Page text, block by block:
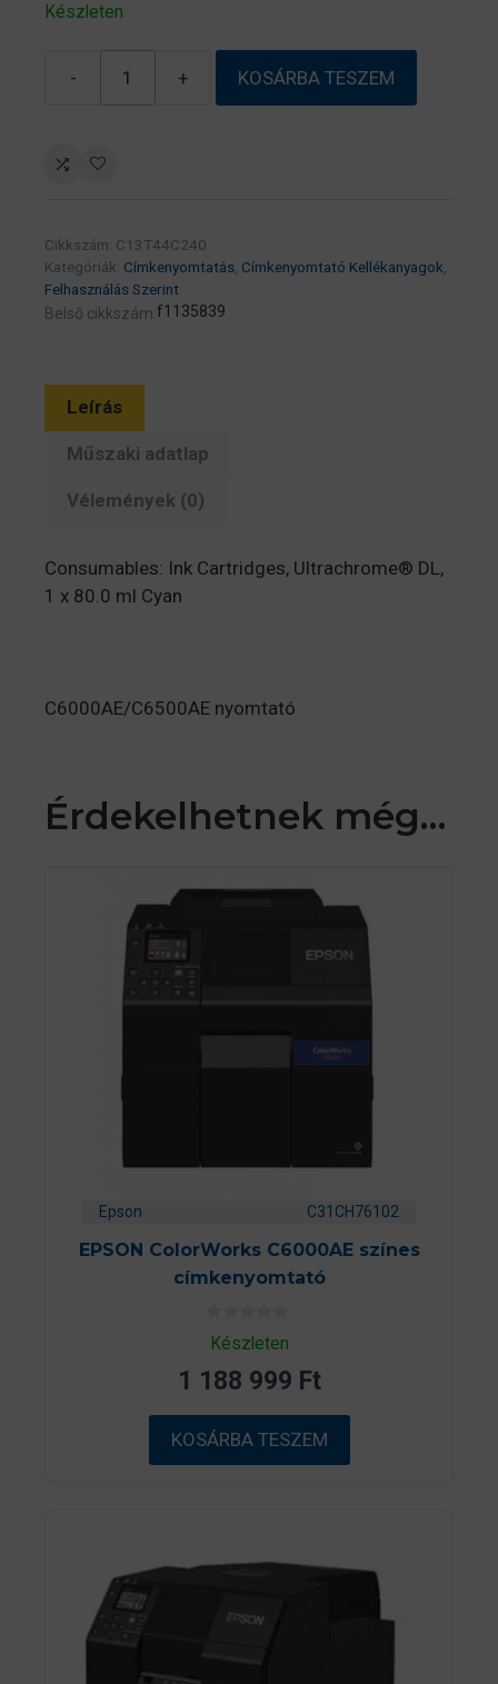
Készleten
-
EPSON
ml
C13T44C240
+ KOSÁRBA TESZEM
Cikkszám: C13T44C240
Kategóriák: Címkenyomtatás Címkenyomtató Kellékanyagok
Felhasználás Szerint
Belső cikkszám:f1135839
Leírás
Műszaki adatlap
Vélemények (0)
Consumables: Ink Cartridges, Ultrachrome® DL,
1 x 80.0 ml Cyan
C6000AE/C6500AE nyomtató
Érdekelhetnek még…
Epson C31CH76102
EPSON ColorWorks C6000AE színes
címkenyomtató
0
a
b
ő
l
Készleten
1 188 999 Ft
KOSÁRBA TESZEM